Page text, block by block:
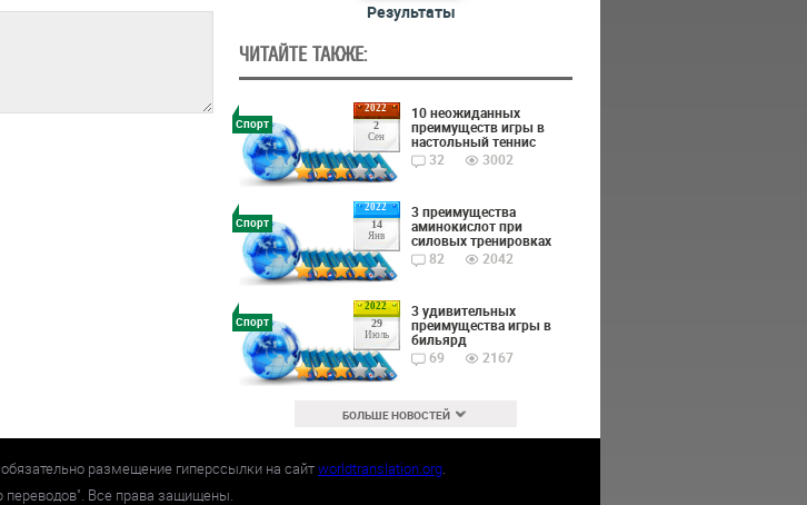
Результаты
ЧИТАЙТЕ ТАКЖЕ:
2022
2
Сен
Спорт
10 неожиданных
преимуществ игры в
настольный теннис
32
3002
2022
14
Янв
Спорт
3 преимущества
аминокислот при
силовых тренировках
82
2042
2022
29
Июль
Спорт
3 удивительных
преимущества игры в
бильярд
69
2167
БОЛЬШЕ НОВОСТЕЙ
размещение гиперссылки на сайтworldtranslation.org.
переводов". Все права защищены.